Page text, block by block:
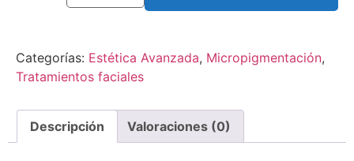
Categorías: Estética Avanzada, Micropigmentación,
Tratamientos faciales
Descripción Valoraciones (0)